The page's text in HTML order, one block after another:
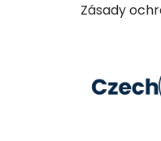
Zásady